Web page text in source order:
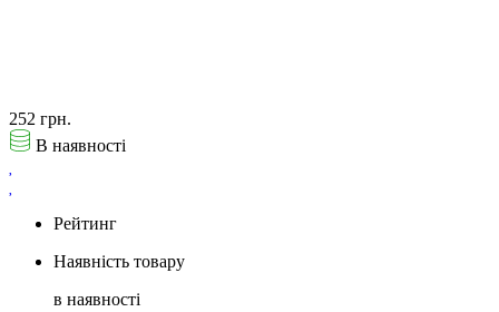
252 грн.
В наявності
Рейтинг
Наявність товару
в наявності